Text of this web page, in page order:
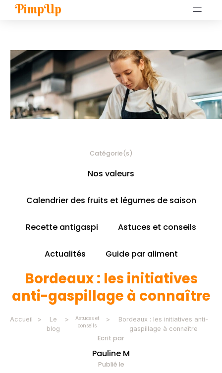
PimpUp
Catégorie(s)
Nos valeurs
Calendrier des fruits et légumes de saison
Recette antigaspi Astuces et conseils
Actualités Guide par aliment
Bordeaux : les initiatives
anti-gaspillage à connaître
Accueil >
Le
blog
>
Astuces et
conseils
>
Bordeaux : les initiatives anti-
gaspillage à connaître
Ecrit par
Pauline M
Publié le